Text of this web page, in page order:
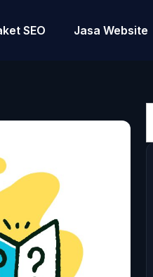
SEO Jasa Website